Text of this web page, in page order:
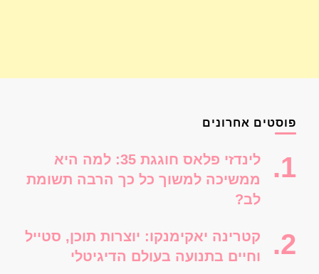
פוסטים אחרונים
לינדזי פלאס חוגגת 35: למה היא
ממשיכה למשוך כל כך הרבה תשומת
לב?
קטרינה יאקימנקו: יוצרות תוכן, סטייל
וחיים בתנועה בעולם הדיגיטלי